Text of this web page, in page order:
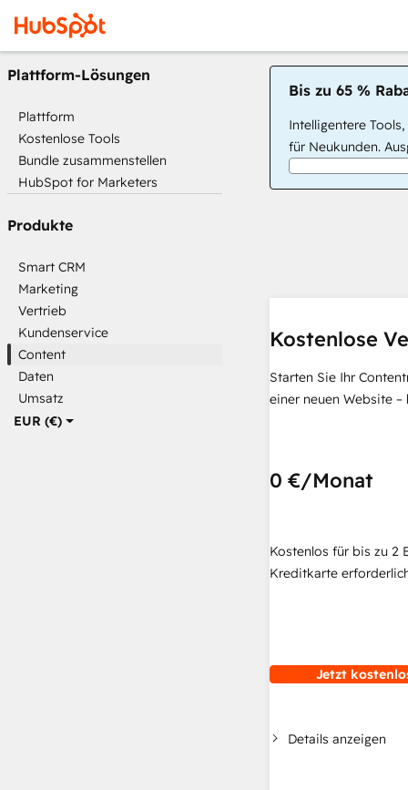
EUR (€)
Plattform-Lösungen
Plattform
Kostenlose Tools
Bundle zusammenstellen
HubSpot for Marketers
Produkte
Smart CRM
Marketing
Vertrieb
Kundenservice
Content
Daten
Umsatz
Bis zu 65 %
Intelligentere
für Neukunden.
Kostenlose
Starten Sie Ihr
einer neuen Website –
0 €/Monat
Kostenlos für bis zu 2
Kreditkarte
Jetzt
Details anzeigen